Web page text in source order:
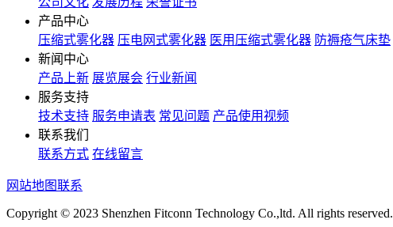
产品中心
压缩式雾化器 压电网式雾化器 医用压缩式雾化器 防褥疮气床垫
新闻中心
产品上新 展览展会 行业新闻
服务支持
技术支持 服务申请表 常见问题 产品使用视频
联系我们
联系方式 在线留言
网站地图联系
Copyright © 2023 Shenzhen Fitconn Technology Co.,ltd. All rights reserved.